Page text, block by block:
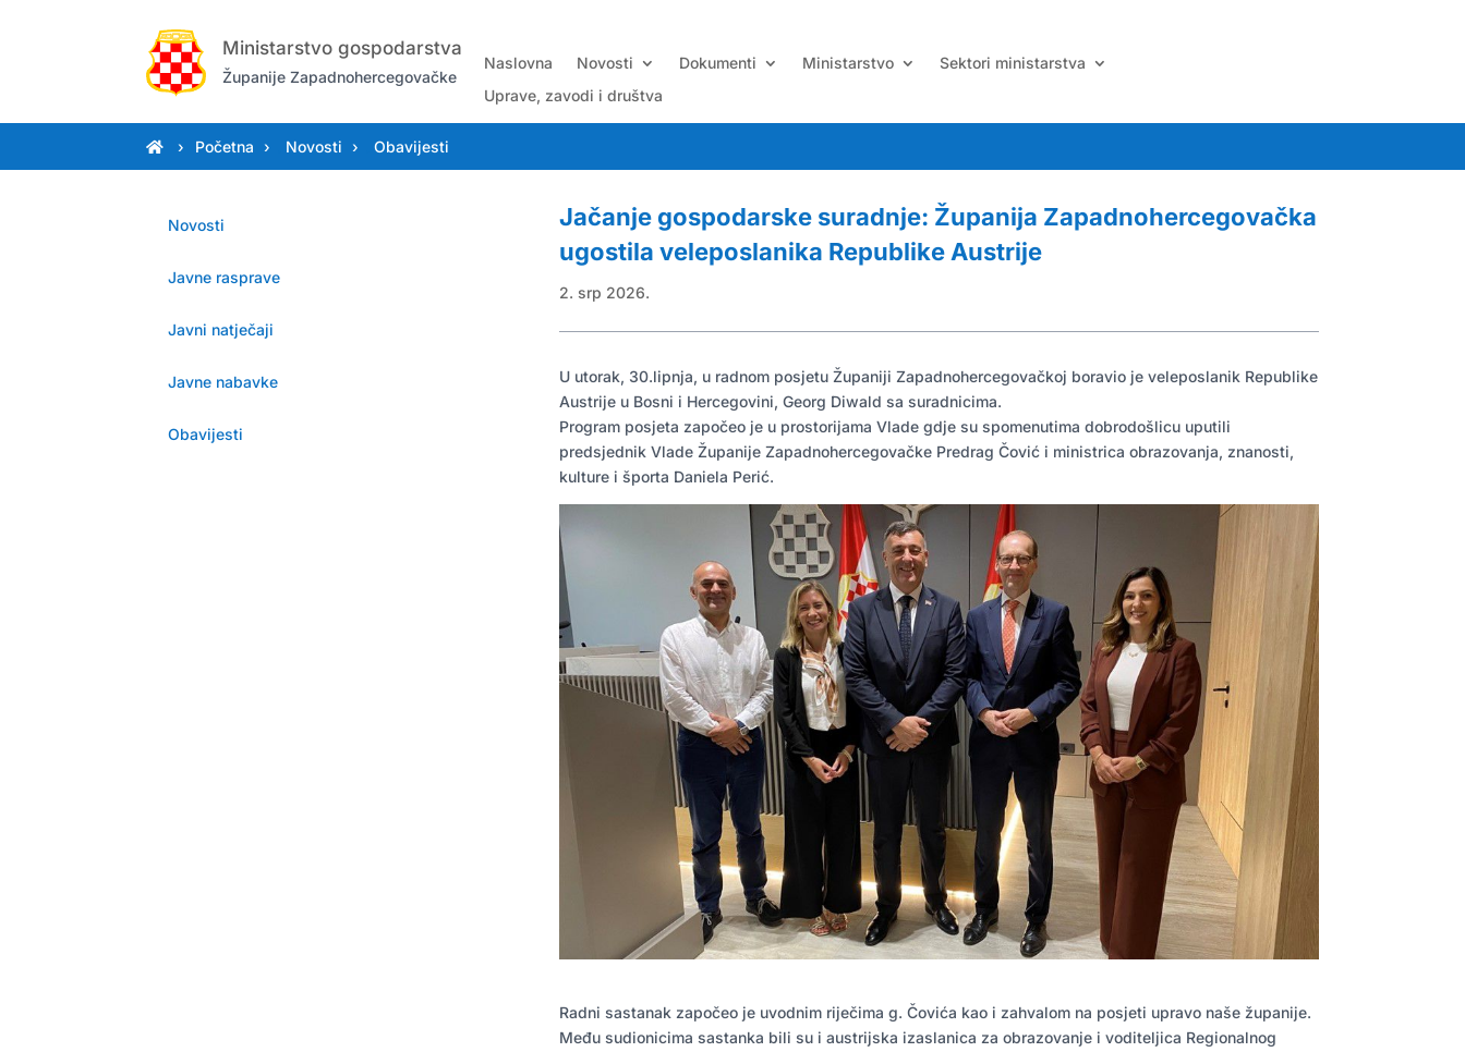
Ministarstvo gospodarstva
Županije Zapadnohercegovačke
Naslovna Novosti Dokumenti Ministarstvo
Sektori ministarstva
Uprave, zavodi i društva
› Početna › Novosti › .Obavijesti
Novosti
Javne rasprave
Javni natječaji
Javne nabavke
Obavijesti
Jačanje gospodarske suradnje: Županija Zapadnohercegovačka
ugostila veleposlanika Republike Austrije
U utorak, 30.lipnja, u radnom posjetu Županiji Zapadnohercegovačkoj boravio je veleposlanik Republike
Austrije u Bosni i Hercegovini, Georg Diwald sa suradnicima.
Program posjeta započeo je u prostorijama Vlade gdje su spomenutima dobrodošlicu uputili
predsjednik Vlade Županije Zapadnohercegovačke Predrag Čović i ministrica obrazovanja, znanosti,
kulture i športa Daniela Perić.
Radni sastanak započeo je uvodnim riječima g. Čovića kao i zahvalom na posjeti upravo naše županije.
Među sudionicima sastanka bili su i austrijska izaslanica za obrazovanje i voditeljica Regionalnog